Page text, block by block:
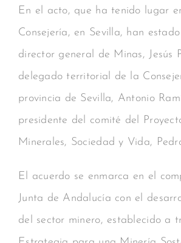
En el acto, que ha tenido lugar
Consejería, en Sevilla, han
director general de Minas, Jesús
delegado territorial de la
provincia de Sevilla, Antonio
presidente del comité del
Minerales, Sociedad y Vida,
El acuerdo se enmarca en el
Junta de Andalucía con el
del sector minero, establecido a